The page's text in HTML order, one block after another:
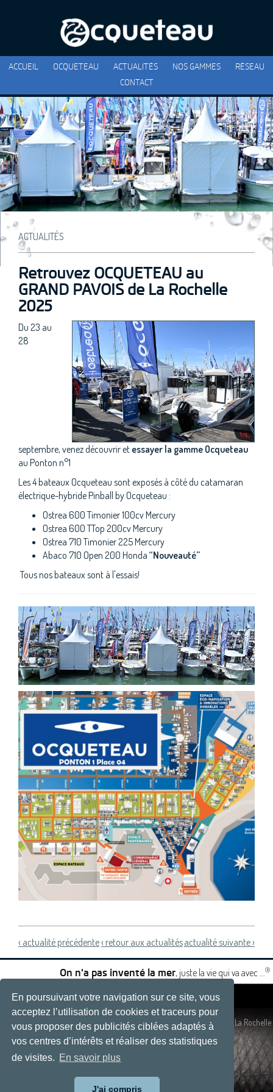
En poursuivant votre navigation sur ce site, vous
acceptez l’utilisation de cookies et traceurs pour
vous proposer des publicités ciblées adaptés à
vos centres d’intérêts et réaliser des statistiques
de visites. En savoir plus
J'ai compris
ACCUEIL OCQUETEAU ACTUALITÉS NOS GAMMES
RÉSEAU
CONTACT
ACTUALITÉS
Retrouvez OCQUETEAU au
GRAND PAVOIS de La Rochelle
2025
Du 23 au
28
septembre, venez découvrir et essayer la gamme Ocqueteau
au Ponton n°1
Les 4 bateaux Ocqueteau sont exposés à côté du catamaran
électrique-hybride Pinball by Ocqueteau :
Ostrea 600 Timonier 100cv Mercury
Ostrea 600 TTop 200cv Mercury
Ostrea 710 Timonier 225 Mercury
Abaco 710 Open 200 Honda “Nouveauté”
Tous nos bateaux sont à l'essais!
actualité suivante ›
‹ actualité précédente‹ retour aux actualités
On n'a pas inventé la mer, juste la vie qui va avec ...®
|
|
Plan du site- Site réalisé par Développement web, La Rochelle